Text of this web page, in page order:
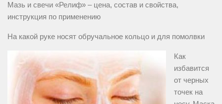
Мазь и свечи «Релиф» – цена, состав и свойства,
инструкция по применению
На какой руке носят обручальное кольцо и для помолвки
Как
избавится
от черных
точек на